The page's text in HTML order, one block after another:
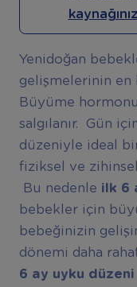
Yenidoğan
gelişmelerinin en
Büyüme
salgılanır. Gün
düzeniyle ideal
fiziksel ve
Bu nedenle ilk 6
bebekler için
bebeğinizin
dönemi daha
6 ay uyku düzeni